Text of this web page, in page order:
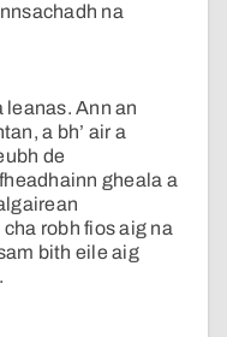
na
Ann an
a bh’ air a
de
gheala a
robh fios aig na
bith eile aig